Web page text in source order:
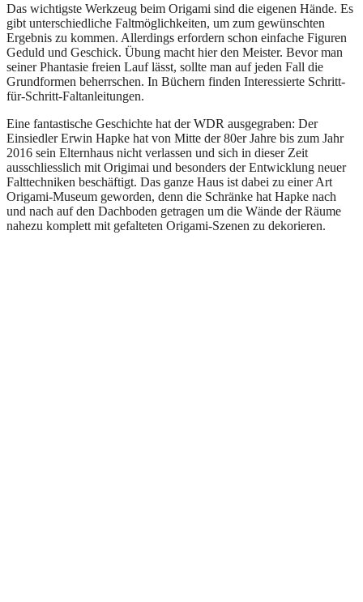
Das wichtigste Werkzeug beim Origami sind die eigenen Hände. Es
gibt unterschiedliche Faltmöglichkeiten, um zum gewünschten
Ergebnis zu kommen. Allerdings erfordern schon einfache Figuren
Geduld und Geschick. Übung macht hier den Meister. Bevor man
seiner Phantasie freien Lauf lässt, sollte man auf jeden Fall die
Grundformen beherrschen. In Büchern finden Interessierte Schritt-
für-Schritt-Faltanleitungen.
Eine fantastische Geschichte hat der WDR ausgegraben: Der
Einsiedler Erwin Hapke hat von Mitte der 80er Jahre bis zum Jahr
2016 sein Elternhaus nicht verlassen und sich in dieser Zeit
ausschliesslich mit Origimai und besonders der Entwicklung neuer
Falttechniken beschäftigt. Das ganze Haus ist dabei zu einer Art
Origami-Museum geworden, denn die Schränke hat Hapke nach
und nach auf den Dachboden getragen um die Wände der Räume
nahezu komplett mit gefalteten Origami-Szenen zu dekorieren.